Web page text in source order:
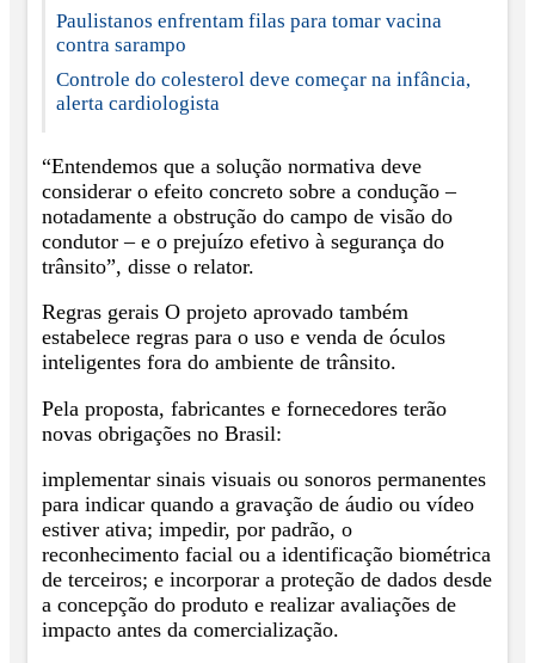
Paulistanos enfrentam filas para tomar vacina
contra sarampo
Controle do colesterol deve começar na infância,
alerta cardiologista
“Entendemos que a solução normativa deve
considerar o efeito concreto sobre a condução –
notadamente a obstrução do campo de visão do
condutor – e o prejuízo efetivo à segurança do
trânsito”, disse o relator.
Regras gerais O projeto aprovado também
estabelece regras para o uso e venda de óculos
inteligentes fora do ambiente de trânsito.
Pela proposta, fabricantes e fornecedores terão
novas obrigações no Brasil:
implementar sinais visuais ou sonoros permanentes
para indicar quando a gravação de áudio ou vídeo
estiver ativa; impedir, por padrão, o
reconhecimento facial ou a identificação biométrica
de terceiros; e incorporar a proteção de dados desde
a concepção do produto e realizar avaliações de
impacto antes da comercialização.